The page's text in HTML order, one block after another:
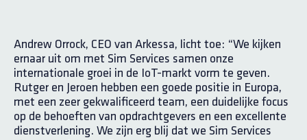
Andrew Orrock, CEO van Arkessa, licht toe: “We kijken
ernaar uit om met Sim Services samen onze
internationale groei in de IoT-markt vorm te geven.
Rutger en Jeroen hebben een goede positie in Europa,
met een zeer gekwalificeerd team, een duidelijke focus
op de behoeften van opdrachtgevers en een excellente
dienstverlening. We zijn erg blij dat we Sim Services